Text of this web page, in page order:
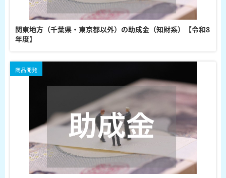
関東地方（千葉県・東京都以外）の助成金（知財系）【令和8
年度】
商品開発